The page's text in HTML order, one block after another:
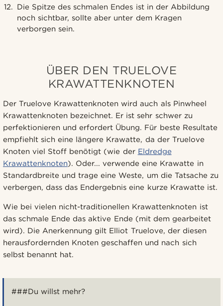
Die Spitze des schmalen Endes ist in der Abbildung
noch sichtbar, sollte aber unter dem Kragen
verborgen sein.
ÜBER DEN TRUELOVE
KRAWATTENKNOTEN
Der Truelove Krawattenknoten wird auch als Pinwheel
Krawattenknoten bezeichnet. Er ist sehr schwer zu
perfektionieren und erfordert Übung. Für beste Resultate
empfiehlt sich eine längere Krawatte, da der Truelove
Knoten viel Stoff benötigt (wie der Eldredge
Krawattenknoten). Oder... verwende eine Krawatte in
Standardbreite und trage eine Weste, um die Tatsache zu
verbergen, dass das Endergebnis eine kurze Krawatte ist.
Wie bei vielen nicht-traditionellen Krawattenknoten ist
das schmale Ende das aktive Ende (mit dem gearbeitet
wird). Die Anerkennung gilt Elliot Truelove, der diesen
herausfordernden Knoten geschaffen und nach sich
selbst benannt hat.
###Du willst mehr?